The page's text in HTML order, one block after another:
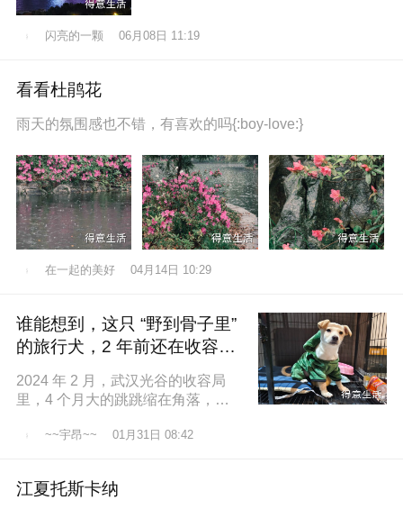
闪亮的一颗 06月08日 11:19
看看杜鹃花
雨天的氛围感也不错，有喜欢的吗{:boy-love:}
在一起的美好 04月14日 10:29
谁能想到，这只 “野到骨子里”
的旅行犬，2 年前还在收容所
2024 年 2 月，武汉光谷的收容局
里，4 个月大的跳跳缩在角落，土
的眼睛怯生生望着来人。我们俱乐
~~宇昂~~ 01月31日 08:42
江夏托斯卡纳